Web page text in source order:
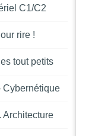
C1/C2
rire !
tout petits
Cybernétique
Architecture